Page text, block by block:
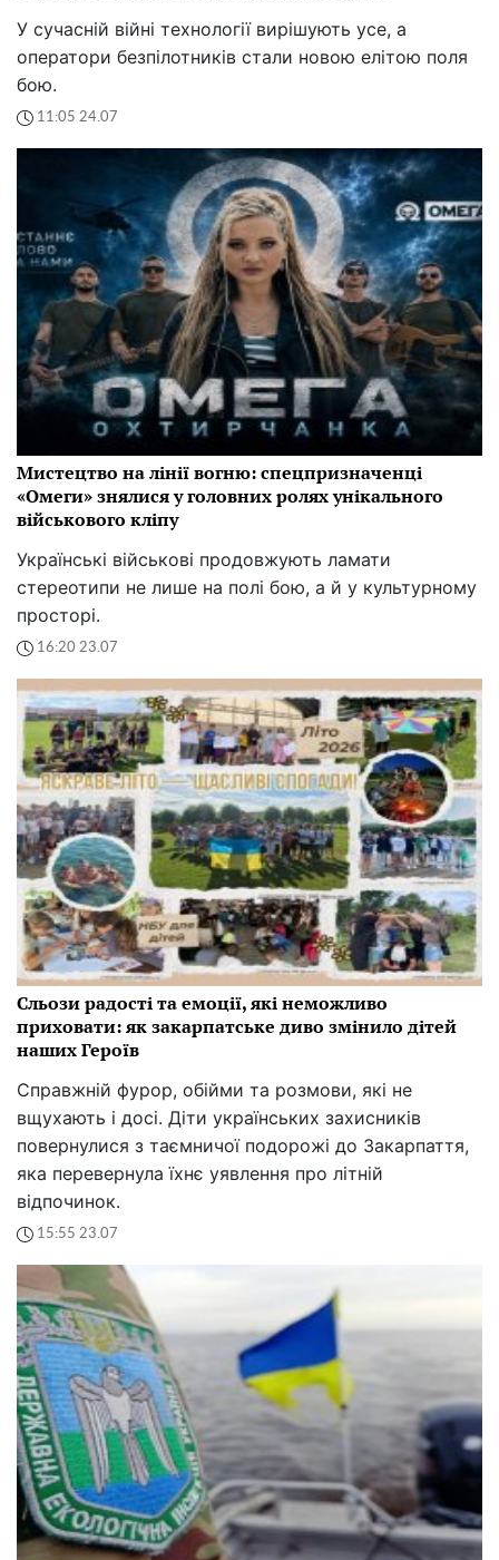
У сучасній війні технології вирішують усе, а
оператори безпілотників стали новою елітою поля
бою.
11:05 24.07
Мистецтво на лінії вогню: спецпризначенці
«Омеги» знялися у головних ролях унікального
військового кліпу
Українські військові продовжують ламати
стереотипи не лише на полі бою, а й у культурному
просторі.
16:20 23.07
Сльози радості та емоції, які неможливо
приховати: як закарпатське диво змінило дітей
наших Героїв
Справжній фурор, обійми та розмови, які не
вщухають і досі. Діти українських захисників
повернулися з таємничої подорожі до Закарпаття,
яка перевернула їхнє уявлення про літній
відпочинок.
15:55 23.07